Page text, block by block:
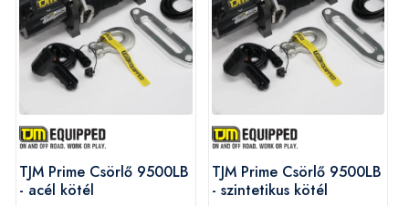
TJM Prime Csörlő 9500LB
- acél kötél
TJM Prime Csörlő 9500LB
- szintetikus kötél